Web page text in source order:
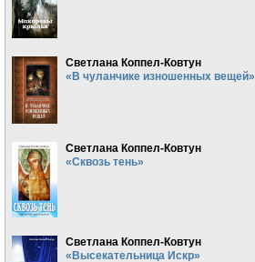
Светлана Коппел-Ковтун
«В чуланчике изношенных вещей»
Светлана Коппел-Ковтун
«Сквозь тень»
Светлана Коппел-Ковтун
«Высекательница Искр»